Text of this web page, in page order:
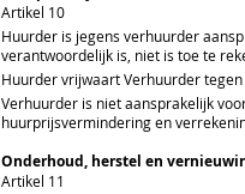
Artikel 10
Huurder is jegens verhuurder
verantwoordelijk is, niet is toe te
Huurder vrijwaart Verhuurder
Verhuurder is niet aansprakelijk
huurprijsvermindering en
Onderhoud, herstel en
Artikel 11